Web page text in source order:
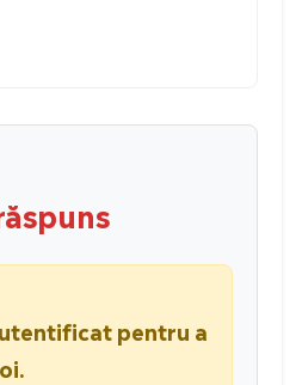
pentru a